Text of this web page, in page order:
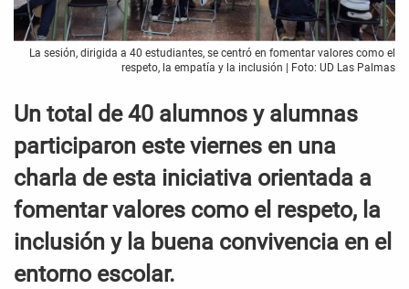
La sesión, dirigida a 40 estudiantes, se centró en fomentar valores como el
respeto, la empatía y la inclusión | Foto: UD Las Palmas
Un total de 40 alumnos y alumnas
participaron este viernes en una
charla de esta iniciativa orientada a
fomentar valores como el respeto, la
inclusión y la buena convivencia en el
entorno escolar.